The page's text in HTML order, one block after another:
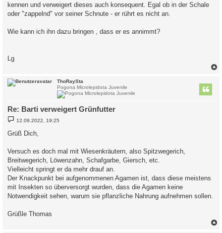
kennen und verweigert dieses auch konsequent. Egal ob in der Schale
oder "zappelnd" vor seiner Schnute - er rührt es nicht an.
Wie kann ich ihn dazu bringen , dass er es annimmt?
Lg
ThoRaySta
Pogona Microlepidota Juvenile
Re: Barti verweigert Grünfutter
B
e
i
t
g
12.09.2022, 19:25
Grüß Dich,
Versuch es doch mal mit Wiesenkräutern, also Spitzwegerich,
Breitwegerich, Löwenzahn, Schafgarbe, Giersch, etc.
Vielleicht springt er da mehr drauf an.
Der Knackpunkt bei aufgenommenen Agamen ist, dass diese meistens
mit Insekten so überversorgt wurden, dass die Agamen keine
Notwendigkeit sehen, warum sie pflanzliche Nahrung aufnehmen sollen.
Grüßle Thomas